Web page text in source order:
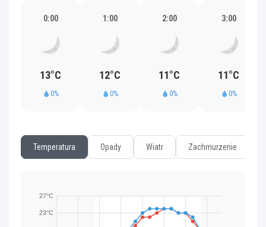
0:00
13°C
0%
1:00
12°C
0%
2:00
11°C
0%
3:00
11°C
0%
Temperatura Opady Wiatr Zachmurzenie